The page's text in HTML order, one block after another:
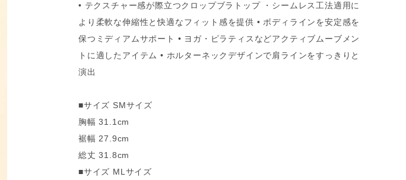
• テクスチャー感が際立つクロップブラトップ ・シームレス工法適用に
より柔軟な伸縮性と快適なフィット感を提供 • ボディラインを安定感を
保つミディアムサポート • ヨガ・ピラティスなどアクティブムーブメン
トに適したアイテム • ホルターネックデザインで肩ラインをすっきりと
演出
■サイズ SMサイズ
胸幅 31.1cm
裾幅 27.9cm
総丈 31.8cm
■サイズ MLサイズ